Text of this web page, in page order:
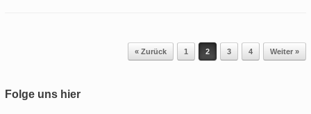
« Zurück 1 2 3 4 Weiter »
Folge uns hier